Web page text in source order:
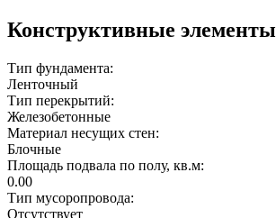
Конструктивные элементы
Тип фундамента:
Ленточный
Тип перекрытий:
Железобетонные
Материал несущих стен:
Блочные
Площадь подвала по полу, кв.м:
0.00
Тип мусоропровода:
Отсутствует